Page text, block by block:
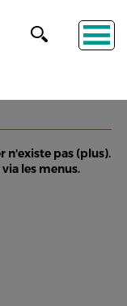
n'existe pas (plus).
les menus.